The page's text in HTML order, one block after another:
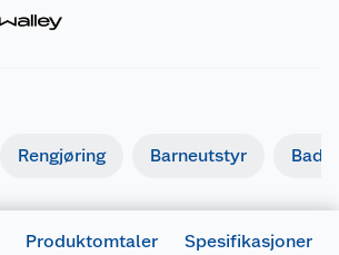
Rengjøring Barneutstyr
Produktomtaler Spesifikasjoner